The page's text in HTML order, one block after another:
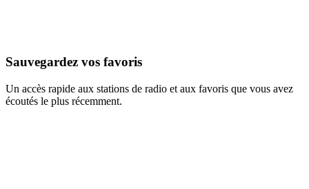
Sauvegardez vos favoris
Un accès rapide aux stations de radio et aux favoris que vous avez
écoutés le plus récemment.